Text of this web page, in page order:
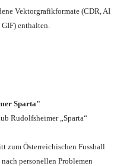
Vektorgrafikformate (CDR, AI
GIF) enthalten.
Sparta"
Rudolfsheimer „Sparta“
zum Österreichischen Fussball
nach personellen Problemen